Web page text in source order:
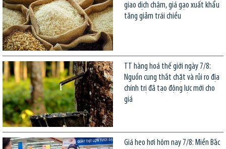
giao dịch chậm, giá gạo xuất khẩu
tăng giảm trái chiều
TT hàng hoá thế giới ngày 7/8:
Nguồn cung thắt chặt và rủi ro địa
chính trị đã tạo động lực mới cho
giá
Giá heo hơi hôm nay 7/8: Miền Bắc